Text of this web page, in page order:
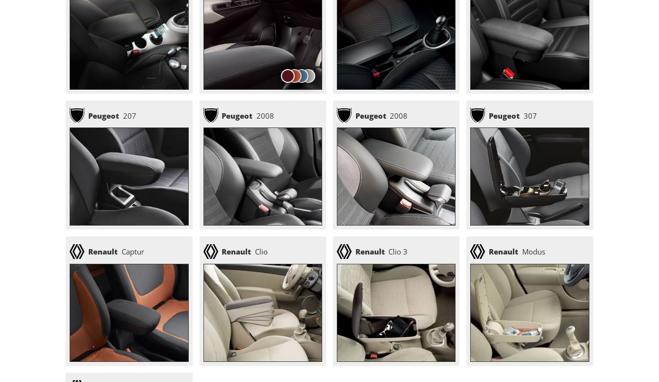
Peugeot 207 Peugeot 2008 Peugeot 2008 Peugeot 307
Renault Captur Renault Clio Renault Clio 3 Renault Modus